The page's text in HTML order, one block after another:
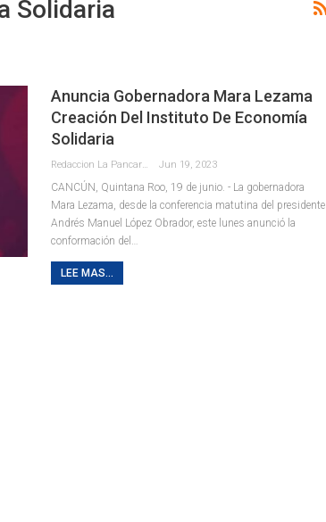
Solidaria
Anuncia Gobernadora Mara Lezama
Creación Del Instituto De Economía
Solidaria
Jun 19, 2023
CANCÚN, Quintana Roo, 19 de junio. - La gobernadora
Mara Lezama, desde la conferencia matutina del presidente
Andrés Manuel López Obrador, este lunes anunció la
conformación del
LEE MAS...